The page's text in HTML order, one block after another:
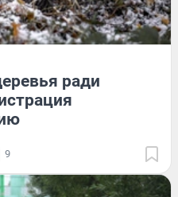
ради
9